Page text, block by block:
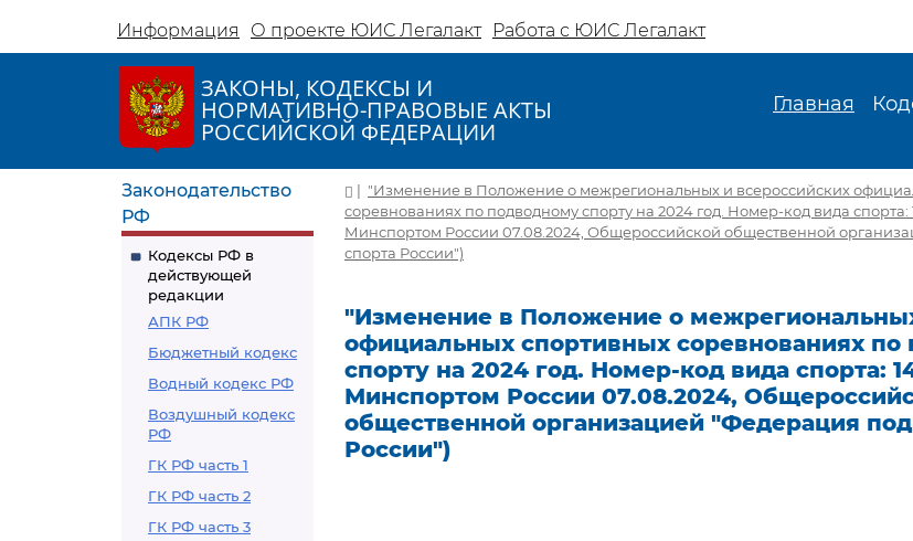
Информация О проекте ЮИС Легалакт Работа с ЮИС Легалакт
ЗАКОНЫ, КОДЕКСЫ И
НОРМАТИВНО-ПРАВОВЫЕ АКТЫ
РОССИЙСКОЙ ФЕДЕРАЦИИ
Главная
Законодательство
РФ
Кодексы РФ в
действующей
редакции
АПК РФ
Бюджетный кодекс
Водный кодекс РФ
Воздушный кодекс
РФ
ГК РФ часть 1
ГК РФ часть 2
ГК РФ часть 3
| "Изменение в Положение о межрегиональных и всероссийских
соревнованиях по подводному спорту на 2024 год. Номер-код вида спорта:
Минспортом России 07.08.2024, Общероссийской общественной
спорта России")
"Изменение в Положение о
официальных спортивных соревнованиях по
спорту на 2024 год. Номер-код вида спорта:
Минспортом России 07.08.2024,
общественной организацией "Федерация
России")